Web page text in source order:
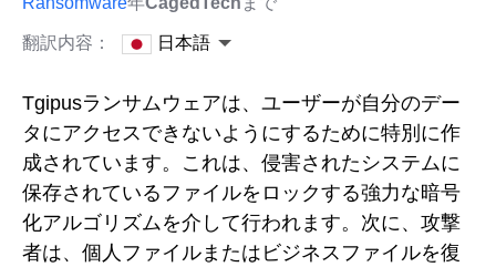
翻訳内容： 日本語
Tgipusランサムウェアは、ユーザーが自分のデー
タにアクセスできないようにするために特別に作
成されています。これは、侵害されたシステムに
保存されているファイルをロックする強力な暗号
化アルゴリズムを介して行われます。次に、攻撃
者は、個人ファイルまたはビジネスファイルを復